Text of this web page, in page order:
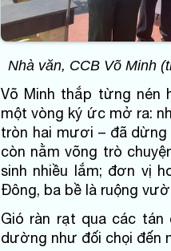
Nhà văn, CCB Võ Minh
Võ Minh thắp từng nén
một vòng ký ức mở ra:
tròn hai mươi – đã
còn nằm võng trò
sinh nhiều lắm; đơn vị
Đông, ba bề là ruộng
Gió ràn rạt qua các tán
dường như đối chọi đến